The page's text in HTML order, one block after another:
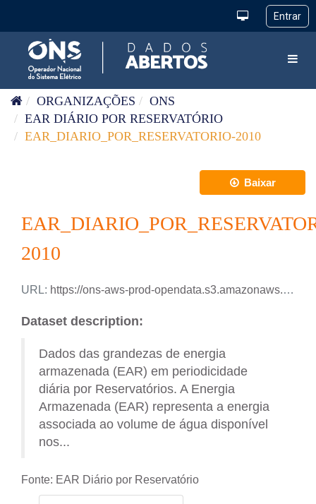
ORGANIZAÇÕES
ONS
EAR DIÁRIO POR RESERVATÓRIO
EAR_DIARIO_POR_RESERVATORIO-2010
Baixar
2010
URL: https://ons-aws-prod-opendata.s3.amazonaws.com/dataset/ear_reservatorio_di/EAR_DIARIO_RESERVATORIOS_2010.xlsx
Dataset description:
Dados das grandezas de energia
armazenada (EAR) em periodicidade
diária por Reservatórios. A Energia
Armazenada (EAR) representa a energia
associada ao volume de água disponível
nos...
Fonte: EAR Diário por Reservatório